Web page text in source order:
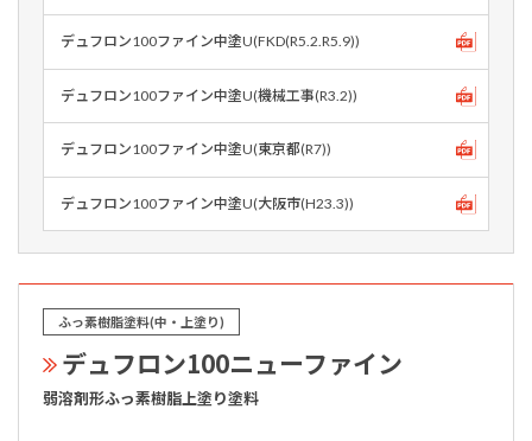
デュフロン100ファイン中塗U(FKD(R5.2.R5.9))
デュフロン100ファイン中塗U(機械工事(R3.2))
デュフロン100ファイン中塗U(東京都(R7))
デュフロン100ファイン中塗U(大阪市(H23.3))
ふっ素樹脂塗料(中・上塗り)
デュフロン100ニューファイン
弱溶剤形ふっ素樹脂上塗り塗料